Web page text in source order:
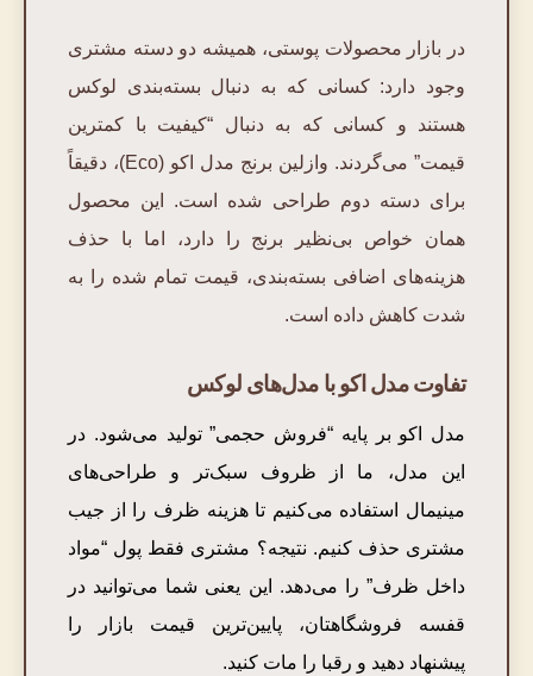
در بازار محصولات پوستی، همیشه دو دسته مشتری
وجود دارد: کسانی که به دنبال بسته‌بندی لوکس
هستند و کسانی که به دنبال “کیفیت با کمترین
قیمت” می‌گردند. وازلین برنج مدل اکو (Eco)، دقیقاً
برای دسته دوم طراحی شده است. این محصول
همان خواص بی‌نظیر برنج را دارد، اما با حذف
هزینه‌های اضافی بسته‌بندی، قیمت تمام شده را به
شدت کاهش داده است.
تفاوت مدل اکو با مدل‌های لوکس
مدل اکو بر پایه “فروش حجمی” تولید می‌شود. در
این مدل، ما از ظروف سبک‌تر و طراحی‌های
مینیمال استفاده می‌کنیم تا هزینه ظرف را از جیب
مشتری حذف کنیم. نتیجه؟ مشتری فقط پول “مواد
داخل ظرف” را می‌دهد. این یعنی شما می‌توانید در
قفسه فروشگاهتان، پایین‌ترین قیمت بازار را
پیشنهاد دهید و رقبا را مات کنید.